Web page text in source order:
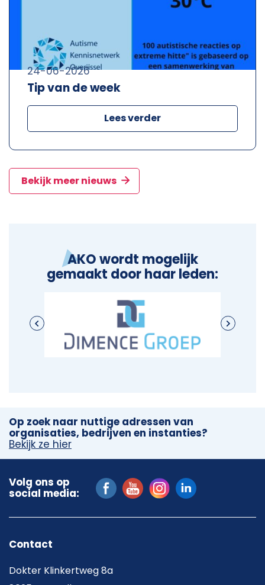
Tip van de week
24-06-2026
Lees verder
Bekijk meer nieuws
AKO wordt mogelijk
gemaakt door haar leden:
Op zoek naar nuttige adressen van
organisaties, bedrijven en instanties?
Bekijk ze hier
Volg ons op
social media:
Contact
Dokter Klinkertweg 8a